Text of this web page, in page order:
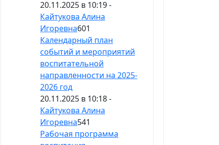
20.11.2025 в 10:19 -
Кайтукова Алина
Игоревна601
Календарный план
событий и мероприятий
воспитательной
направленности на 2025-
2026 год
20.11.2025 в 10:18 -
Кайтукова Алина
Игоревна541
Рабочая программа